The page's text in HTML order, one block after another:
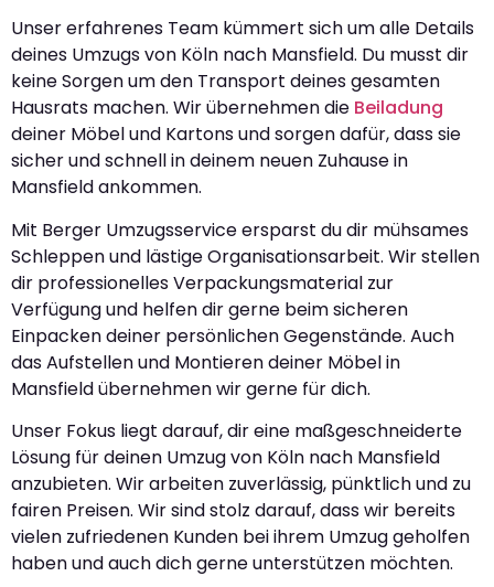
Unser erfahrenes Team kümmert sich um alle Details
deines Umzugs von Köln nach Mansfield. Du musst dir
keine Sorgen um den Transport deines gesamten
Hausrats machen. Wir übernehmen die Beiladung
deiner Möbel und Kartons und sorgen dafür, dass sie
sicher und schnell in deinem neuen Zuhause in
Mansfield ankommen.
Mit Berger Umzugsservice ersparst du dir mühsames
Schleppen und lästige Organisationsarbeit. Wir stellen
dir professionelles Verpackungsmaterial zur
Verfügung und helfen dir gerne beim sicheren
Einpacken deiner persönlichen Gegenstände. Auch
das Aufstellen und Montieren deiner Möbel in
Mansfield übernehmen wir gerne für dich.
Unser Fokus liegt darauf, dir eine maßgeschneiderte
Lösung für deinen Umzug von Köln nach Mansfield
anzubieten. Wir arbeiten zuverlässig, pünktlich und zu
fairen Preisen. Wir sind stolz darauf, dass wir bereits
vielen zufriedenen Kunden bei ihrem Umzug geholfen
haben und auch dich gerne unterstützen möchten.